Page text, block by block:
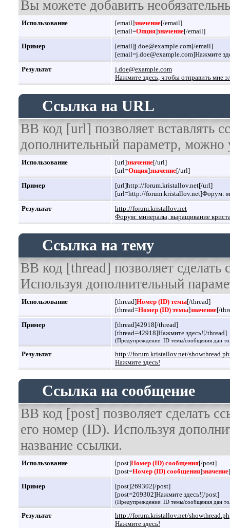
Вы можете добавить
Использование [email]значение[/email]
[email=Опция]значение[/email]
Пример
[email]j.doe@example.com[/email]
[email=j.doe@example.com]Нажмите
Результат
j.doe@example.com
Нажмите здесь, чтобы отправить мне
Ссылка на URL
BB код [url] позволяет вставлять
дополнительный параметр, можно
Использование [url]значение[/url]
[url=Опция]значение[/url]
Пример
[url]http://forum.kristallov.net[/url]
[url=http://forum.kristallov.net]Форум:
Результат
http://forum.kristallov.net
Форум: минералы, выращивание
Ссылка на тему
BB код [thread] позволяет
Используя дополнительный
Использование [thread]Номер (ID) темы[/thread]
[thread=Номер (ID) темы]значение[/
Пример
[thread]42918[/thread]
[thread=42918]Нажмите здесь![/thread]
(Предупреждение: ID темы/сообщения дан
Результат
http://forum.kristallov.net/
Нажмите здесь!
Ссылка на сообщение
BB код [post] позволяет сделать
его номер (ID). Используя
название ссылки.
Использование [post]Номер (ID) сообщения[/post]
[post=Номер (ID) сообщения]значение
Пример
[post]269302[/post]
[post=269302]Нажмите здесь![/post]
(Предупреждение: ID темы/сообщения дан
Результат
http://forum.kristallov.net/
Нажмите здесь!